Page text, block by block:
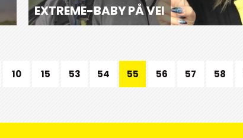
EXTREME-BABY PÅ VEI
10 15 53 54 55 56 57 58